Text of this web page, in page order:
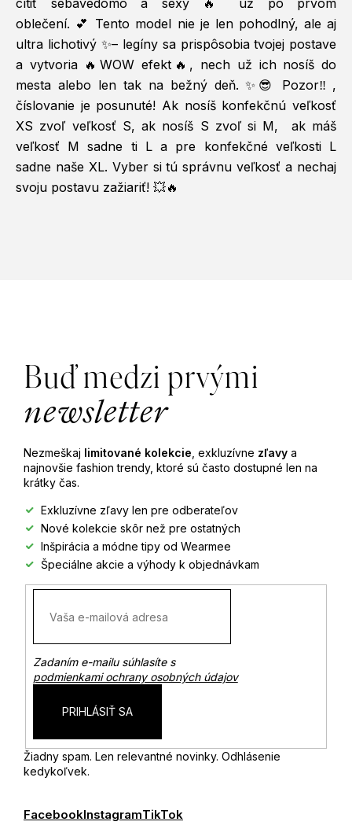
cítiť sebavedomo a sexy 🔥 už po prvom
oblečení. 💕 Tento model nie je len pohodlný, ale aj
ultra lichotivý ✨– legíny sa prispôsobia tvojej postave
a vytvoria 🔥WOW efekt🔥 , nech už ich nosíš do
mesta alebo len tak na bežný deň. ✨😎 Pozor‼️,
číslovanie je posunuté! Ak nosíš konfekčnú veľkosť
XS zvoľ veľkosť S, ak nosíš S zvoľ si M, ak máš
veľkosť M sadne ti L a pre konfekčné veľkosti L
sadne naše XL. Vyber si tú správnu veľkosť a nechaj
svoju postavu zažiariť! 💥🔥
Buď medzi prvými
newsletter
Nezmeškaj limitované kolekcie , exkluzívne zľavy a
najnovšie fashion trendy, ktoré sú často dostupné len na
krátky čas.
Exkluzívne zľavy len pre odberateľov
Nové kolekcie skôr než pre ostatných
Inšpirácia a módne tipy od Wearmee
Špeciálne akcie a výhody k objednávkam
Zadaním e-mailu súhlasíte s
podmienkami ochrany osobných údajov
PRIHLÁSIŤ SA
Žiadny spam. Len relevantné novinky. Odhlásenie
kedykoľvek.
FacebookInstagramTikTok